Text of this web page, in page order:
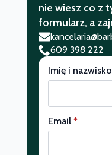
nie wiesz co z
formularz, a
609 398 222
Imię i nazwisko
Email *